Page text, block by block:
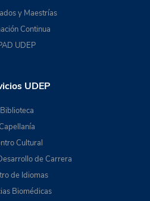
y Maestrías
Continua
UDEP
UDEP
Biblioteca
Cultural
de Carrera
de Idiomas
Biomédicas